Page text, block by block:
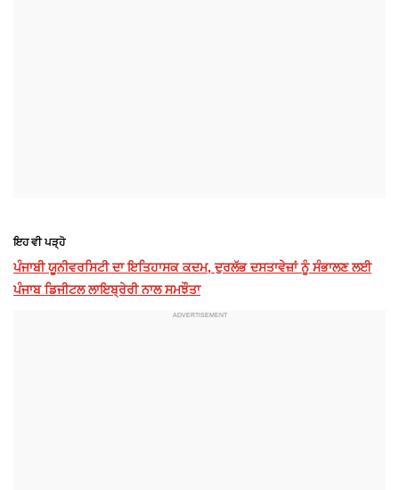
ਇਹ ਵੀ ਪੜ੍ਹੋ
ਪੰਜਾਬੀ ਯੂਨੀਵਰਸਿਟੀ ਦਾ ਇਤਿਹਾਸਕ ਕਦਮ, ਦੁਰਲੱਭ ਦਸਤਾਵੇਜ਼ਾਂ ਨੂੰ ਸੰਭਾਲਣ ਲਈ
ਪੰਜਾਬ ਡਿਜੀਟਲ ਲਾਇਬ੍ਰੇਰੀ ਨਾਲ ਸਮਝੌਤਾ